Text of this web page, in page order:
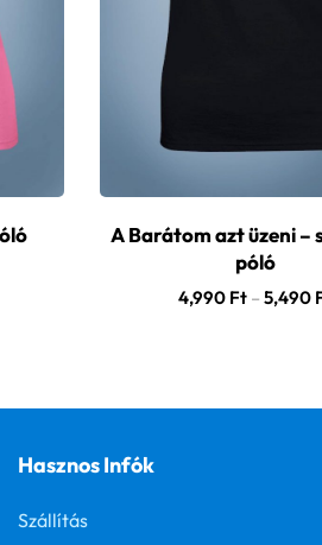
A Barátom azt üzeni –
póló
4,990 Ft – 5,490
Hasznos Infók
Szállítás